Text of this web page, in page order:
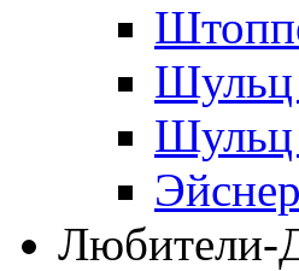
Шульц
Шульц
Любители-